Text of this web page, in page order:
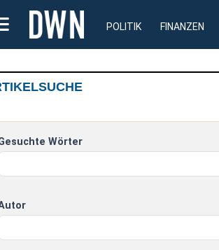
POLITIK FINANZEN
Wörter